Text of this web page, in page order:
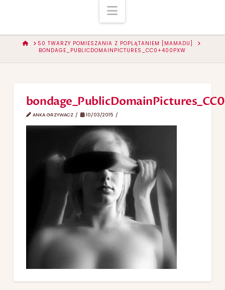
Navigation
HOME50 TWARZY POMIESZANIA Z POPLĄTANIEM [MAMADU]
BONDAGE_PUBLICDOMAINPICTURES_CC0+400PXW
ANKA GRZYWACZ 10/03/2015